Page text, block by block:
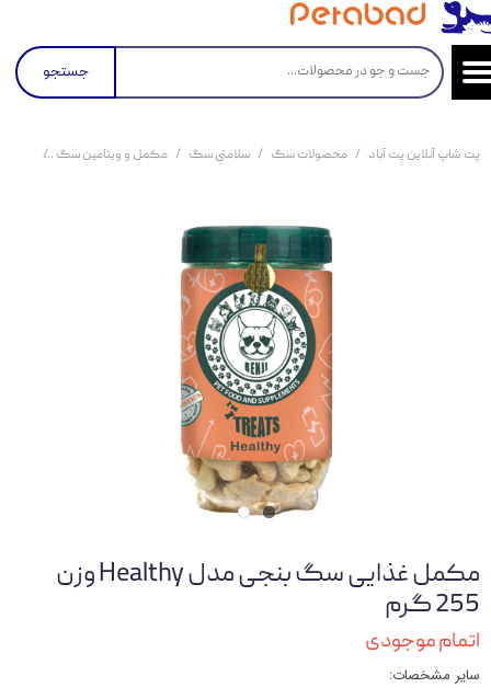
جستجو
پت شاپ آنلاین پت آباد محصولات سگ سلامتی سگ مکمل و ویتامین سگ
مکمل غذایی سگ بنجی مدل Healthy وزن
255 گرم
اتمام موجودی
سایر مشخصات: